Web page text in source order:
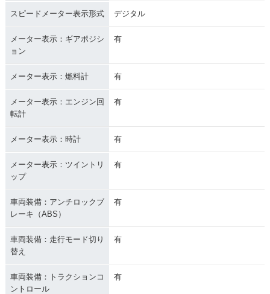
スピードメーター表示形式 デジタル
メーター表示：ギアポジシ
ョン
有
メーター表示：燃料計 有
メーター表示：エンジン回
転計
有
メーター表示：時計 有
メーター表示：ツイントリ
ップ
有
車両装備：アンチロックブ
レーキ（ABS）
有
車両装備：走行モード切り
替え
有
車両装備：トラクションコ
ントロール
有